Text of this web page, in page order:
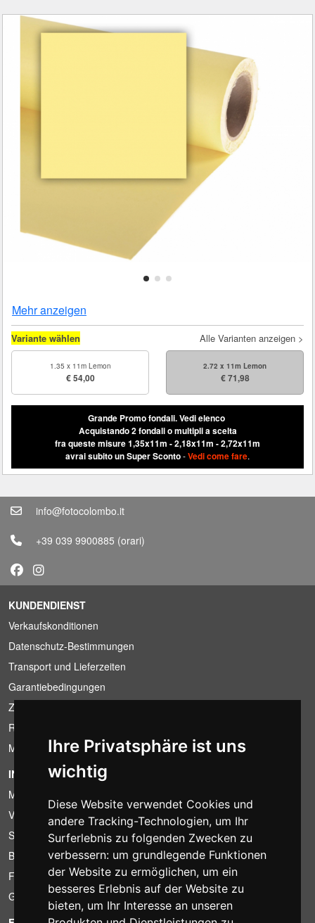
Ihre Privatsphäre ist uns
wichtig
Diese Website verwendet Cookies und
andere Tracking-Technologien, um Ihr
Surferlebnis zu folgenden Zwecken zu
verbessern: um grundlegende Funktionen
der Website zu ermöglichen, um ein
besseres Erlebnis auf der Website zu
bieten, um Ihr Interesse an unseren
Mehr anzeigen
Variante wählen Alle Varianten anzeigen >
1.35 x 11m Lemon
€ 54,00
2.72 x 11m Lemon
€ 71,98
Grande Promo fondali.Vedi elenco
Acquistando 2 fondali o multipli a scelta
fra queste misure 1,35x11m - 2,18x11m - 2,72x11m
avrai subito un Super Sconto-Vedi come fare.
info@fotocolombo.it
+39 039 9900885 (orari)
KUNDENDIENST
Verkaufskonditionen
Datenschutz-Bestimmungen
Transport und Lieferzeiten
Garantiebedingungen
Zahlungsbedingungen
Ruecktrittsrecht
MwSt-Bedingungen
INFORMATION
Mietbedingungen
Verkaufsangebote
Sparpakete
Billiger gefunden?
Finanzierung
Gebrauchtartikel